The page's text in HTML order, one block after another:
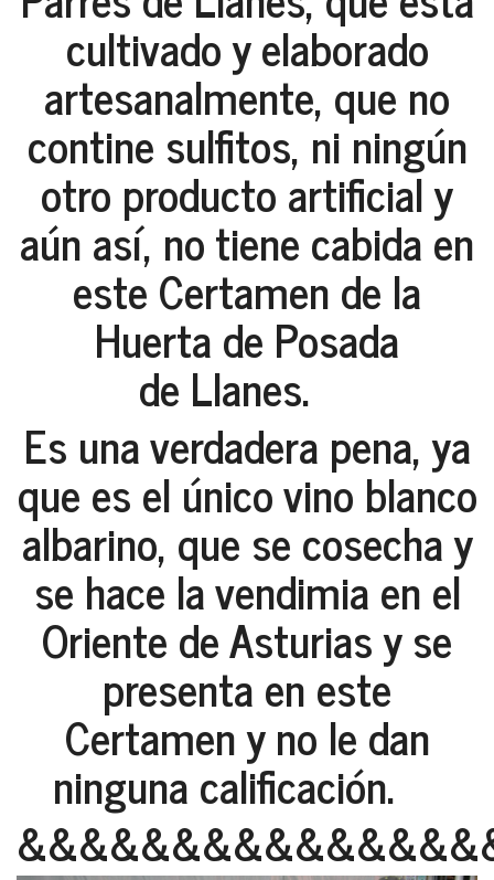
cultivado y elaborado
artesanalmente, que no
contine sulfitos, ni ningún
otro producto artificial y
aún así, no tiene cabida en
este Certamen de la
Huerta de Posada
de Llanes.
Es una verdadera pena, ya
que es el único vino blanco
albarino, que se cosecha y
se hace la vendimia en el
Oriente de Asturias y se
presenta en este
Certamen y no le dan
ninguna calificación.